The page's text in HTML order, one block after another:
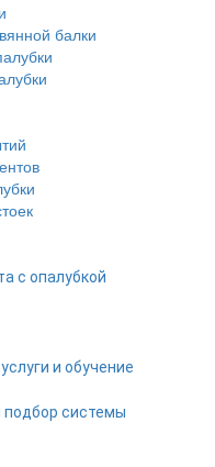
балки
с опалубкой
и обучение
подбор системы